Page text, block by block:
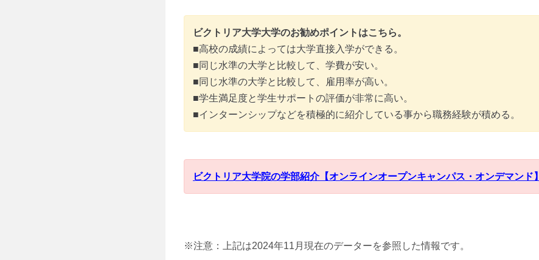
ビクトリア大学大学のお勧めポイントはこちら。
■高校の成績によっては大学直接入学ができる。
■同じ水準の大学と比較して、学費が安い。
■同じ水準の大学と比較して、雇用率が高い。
■学生満足度と学生サポートの評価が非常に高い。
■インターンシップなどを積極的に紹介している事から職務経験が積める。
ビクトリア大学院の学部紹介【オンラインオープンキャンパス・オンデマンド】
※注意：上記は2024年11月現在のデーターを参照した情報です。